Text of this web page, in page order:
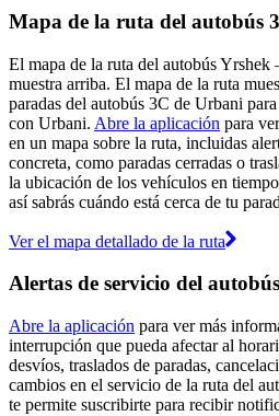
Mapa de la ruta del autobús
El mapa de la ruta del autobús Yrshek
muestra arriba. El mapa de la ruta
paradas del autobús 3C de Urbani
con Urbani. Abre la aplicación para
en un mapa sobre la ruta, incluidas
concreta, como paradas cerradas o
la ubicación de los vehículos en
así sabrás cuándo está cerca de tu
Ver el mapa detallado de la ruta
Alertas de servicio del
Abre la aplicación para ver más
interrupción que pueda afectar al
desvíos, traslados de paradas,
cambios en el servicio de la ruta del
te permite suscribirte para recibir